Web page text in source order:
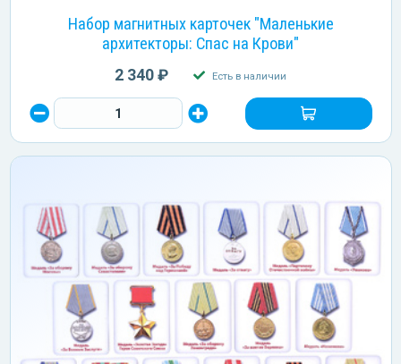
Набор магнитных карточек "Маленькие
архитекторы: Спас на Крови"
2 340 ₽ Есть в наличии